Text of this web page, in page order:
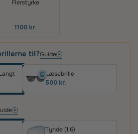
Flerstyrke
1100 kr.
til?Guide
Læsebrille
500 kr.
Tynde (1.6)